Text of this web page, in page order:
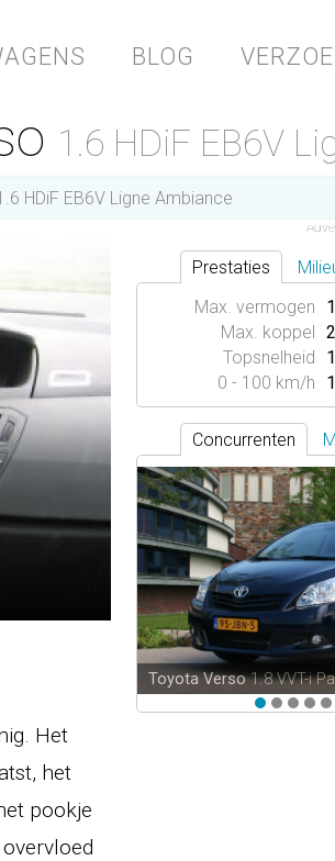
BLOG
1.6 HDiF EB6V
HDiF EB6V Ligne Ambiance
Het
het
pookje
Prestaties
Max. vermogen
Max. koppel
Topsnelheid
0 - 100 km/h
Concurrenten
Toyota Verso1.8 VVT-i